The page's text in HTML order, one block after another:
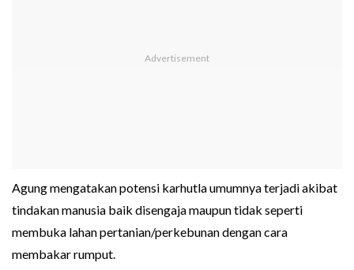
Agung mengatakan potensi karhutla umumnya terjadi akibat
tindakan manusia baik disengaja maupun tidak seperti
membuka lahan pertanian/perkebunan dengan cara
membakar rumput.